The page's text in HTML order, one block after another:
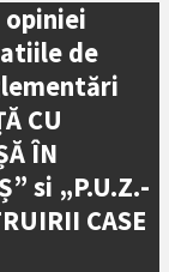
de
CU
ÎN
si „P.U.Z.-
CASE